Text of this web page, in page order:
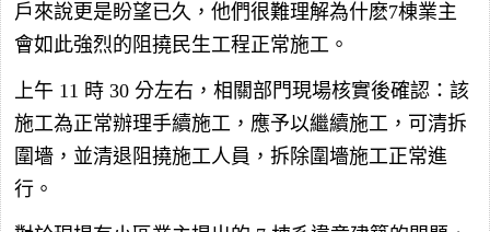
戶來說更是盼望已久，他們很難理解為什麽7棟業主
會如此強烈的阻撓民生工程正常施工。
上午 11 時 30 分左右，相關部門現場核實後確認：該
施工為正常辦理手續施工，應予以繼續施工，可清拆
圍墻，並清退阻撓施工人員，拆除圍墻施工正常進
行。